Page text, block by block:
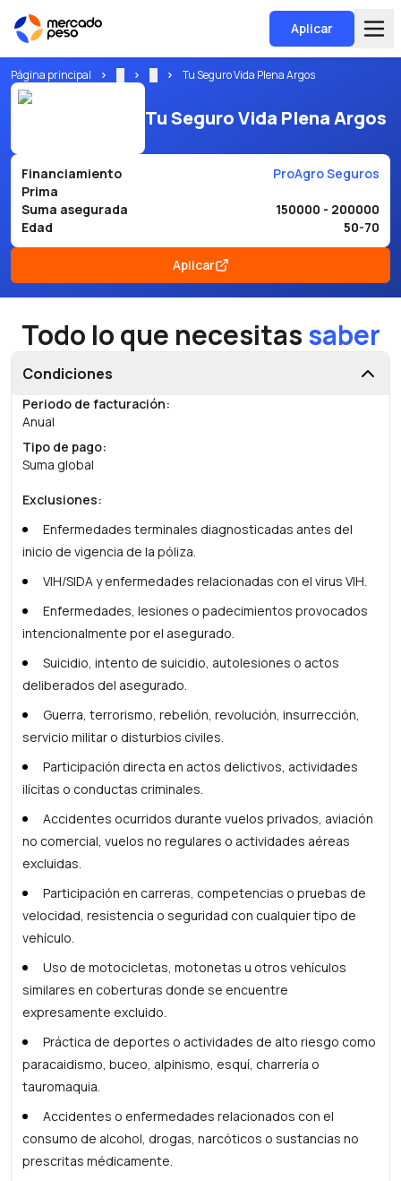
Aplicar
Página principal Tu Seguro Vida Plena Argos
Tu Seguro Vida Plena Argos
Financiamiento
ProAgro Seguros
Prima
Suma asegurada
150000 - 200000
Edad
50-70
Aplicar
Todo lo que necesitassaber
Condiciones
Periodo de facturación:
Anual
Tipo de pago:
Suma global
Exclusiones:
Enfermedades terminales diagnosticadas antes del
inicio de vigencia de la póliza.
VIH/SIDA y enfermedades relacionadas con el virus VIH.
Enfermedades, lesiones o padecimientos provocados
intencionalmente por el asegurado.
Suicidio, intento de suicidio, autolesiones o actos
deliberados del asegurado.
Guerra, terrorismo, rebelión, revolución, insurrección,
servicio militar o disturbios civiles.
Participación directa en actos delictivos, actividades
ilícitas o conductas criminales.
Accidentes ocurridos durante vuelos privados, aviación
no comercial, vuelos no regulares o actividades aéreas
excluidas.
Participación en carreras, competencias o pruebas de
velocidad, resistencia o seguridad con cualquier tipo de
vehículo.
Uso de motocicletas, motonetas u otros vehículos
similares en coberturas donde se encuentre
expresamente excluido.
Práctica de deportes o actividades de alto riesgo como
paracaidismo, buceo, alpinismo, esquí, charrería o
tauromaquia.
Accidentes o enfermedades relacionados con el
consumo de alcohol, drogas, narcóticos o sustancias no
prescritas médicamente.